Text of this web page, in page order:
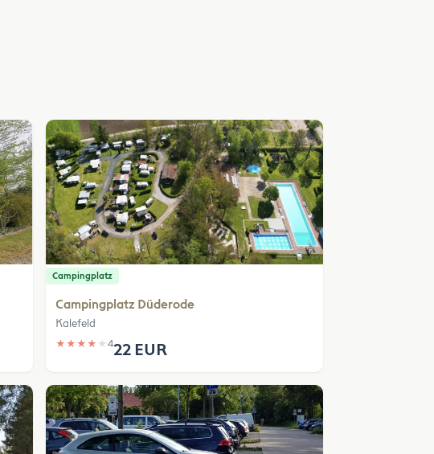
Campingplatz
Campingplatz Düderode
Kalefeld
★ ★ ★ ★ ★ 422 EUR